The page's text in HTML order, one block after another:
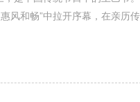
风和畅”中拉开序幕，在亲历